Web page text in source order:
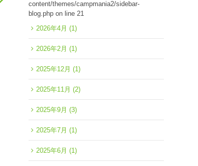
content/themes/campmania2/sidebar-
blog.phpon line 21
2026年4月 (1)
2026年2月 (1)
2025年12月 (1)
2025年11月 (2)
2025年9月 (3)
2025年7月 (1)
2025年6月 (1)